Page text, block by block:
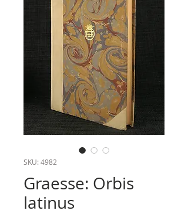
SKU: 4982
Graesse: Orbis
latinus